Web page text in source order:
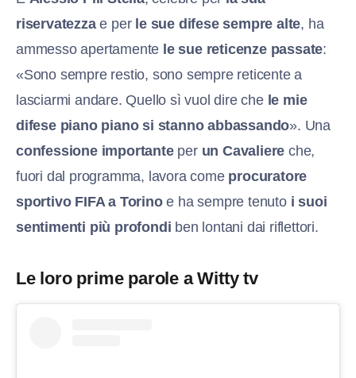
riservatezzae per le sue difese sempre alte, ha
ammesso apertamente le sue reticenze passate:
«Sono sempre restio, sono sempre reticente a
lasciarmi andare. Quello sì vuol dire che le mie
difese piano piano si stanno abbassando». Una
confessione importanteper un Cavaliereche,
fuori dal programma, lavora come procuratore
sportivo FIFA a Torinoe ha sempre tenuto i suoi
sentimenti più profondi ben lontani dai riflettori.
Le loro prime parole a Witty tv